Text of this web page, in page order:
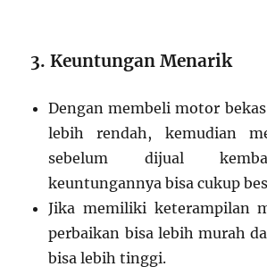
3. Keuntungan Menarik
Dengan membeli motor
lebih rendah, kemudian
sebelum dijual
keuntungannya bisa cukup
Jika memiliki keterampilan
perbaikan bisa lebih murah
bisa lebih tinggi.